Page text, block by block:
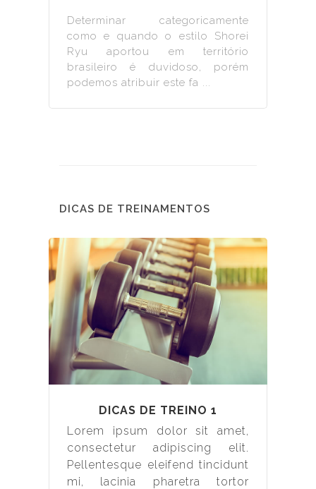
Determinar categoricamente
como e quando o estilo Shorei
Ryu aportou em território
brasileiro é duvidoso, porém
podemos atribuir este fa ...
DICAS DE TREINAMENTOS
DICAS DE TREINO 1
Lorem ipsum dolor sit amet,
consectetur adipiscing elit.
Pellentesque eleifend tincidunt
mi, lacinia pharetra tortor